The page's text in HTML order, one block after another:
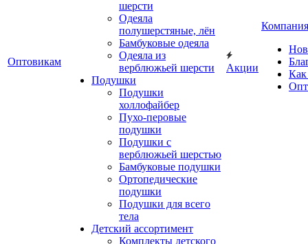
Оптовикам
шерсти
Одеяла
полушерстяные, лён
Бамбуковые одеяла
Одеяла из
верблюжьей шерсти
Подушки
Подушки
холлофайбер
Пухо-перовые
подушки
Подушки с
верблюжьей шерстью
Бамбуковые подушки
Ортопедические
подушки
Подушки для всего
тела
Детский ассортимент
Комплекты детского
Акции
Компания
Как